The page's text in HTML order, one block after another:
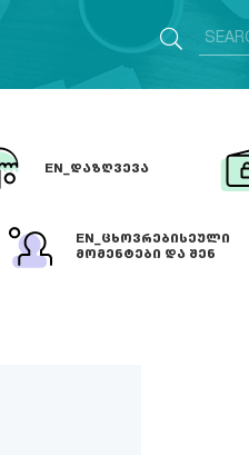
EN_ᲓᲐᲖᲦᲕᲔᲕᲐ
EN_ᲪᲮᲝᲕᲠᲔᲑᲘᲡᲔᲣᲚᲘ
ᲛᲝᲛᲔᲜᲢᲔᲑᲘ ᲓᲐ ᲨᲔᲜ